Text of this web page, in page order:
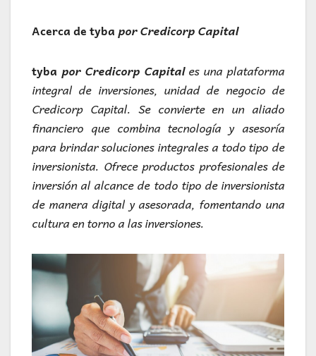
Acerca de tyba por Credicorp Capital
tyba por Credicorp Capital es una plataforma
integral de inversiones, unidad de negocio de
Credicorp Capital. Se convierte en un aliado
financiero que combina tecnología y asesoría
para brindar soluciones integrales a todo tipo de
inversionista. Ofrece productos profesionales de
inversión al alcance de todo tipo de inversionista
de manera digital y asesorada, fomentando una
cultura en torno a las inversiones.